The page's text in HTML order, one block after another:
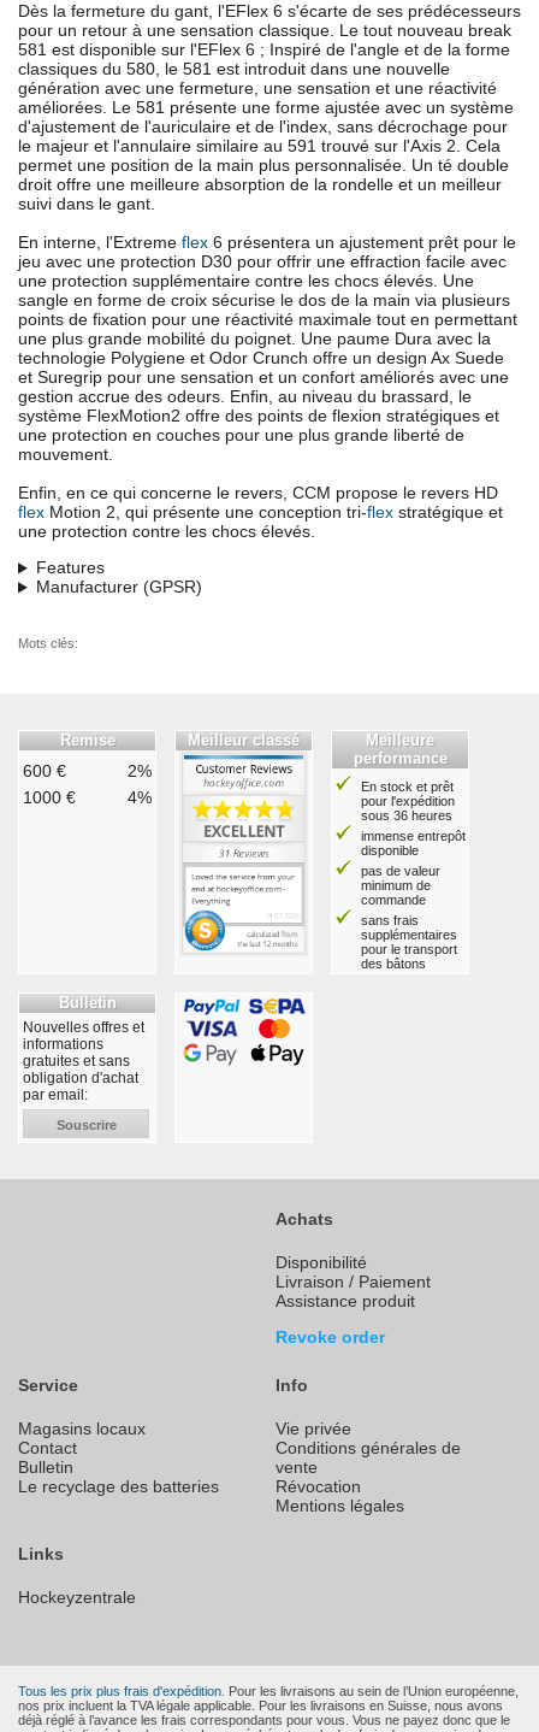
Dès la fermeture du gant, l'EFlex 6 s'écarte de ses prédécesseurs
pour un retour à une sensation classique. Le tout nouveau break
581 est disponible sur l'EFlex 6 ; Inspiré de l'angle et de la forme
classiques du 580, le 581 est introduit dans une nouvelle
génération avec une fermeture, une sensation et une réactivité
améliorées. Le 581 présente une forme ajustée avec un système
d'ajustement de l'auriculaire et de l'index, sans décrochage pour
le majeur et l'annulaire similaire au 591 trouvé sur l'Axis 2. Cela
permet une position de la main plus personnalisée. Un té double
droit offre une meilleure absorption de la rondelle et un meilleur
suivi dans le gant.
En interne, l'Extreme flex 6 présentera un ajustement prêt pour le
jeu avec une protection D30 pour offrir une effraction facile avec
une protection supplémentaire contre les chocs élevés. Une
sangle en forme de croix sécurise le dos de la main via plusieurs
points de fixation pour une réactivité maximale tout en permettant
une plus grande mobilité du poignet. Une paume Dura avec la
technologie Polygiene et Odor Crunch offre un design Ax Suede
et Suregrip pour une sensation et un confort améliorés avec une
gestion accrue des odeurs. Enfin, au niveau du brassard, le
système FlexMotion2 offre des points de flexion stratégiques et
une protection en couches pour une plus grande liberté de
mouvement.
Enfin, en ce qui concerne le revers, CCM propose le revers HD
flex Motion 2, qui présente une conception tri-flex stratégique et
une protection contre les chocs élevés.
Features
Manufacturer (GPSR)
Mots clés:
Remise
600 €
2%
1000 €
4%
Meilleur classé
Meilleure
performance
En stock et prêt
pour l'expédition
sous 36 heures
immense entrepôt
disponible
pas de valeur
minimum de
commande
sans frais
supplémentaires
pour le transport
des bâtons
Bulletin
Nouvelles offres et
informations
gratuites et sans
obligation d'achat
par email:
Souscrire
Achats
Disponibilité
Livraison / Paiement
Assistance produit
Revoke order
Service
Magasins locaux
Contact
Bulletin
Le recyclage des batteries
Info
Vie privée
Conditions générales de
vente
Révocation
Mentions légales
Links
Hockeyzentrale
Tous les prix plus frais d'expédition. Pour les livraisons au sein de l’Union européenne,
nos prix incluent la TVA légale applicable. Pour les livraisons en Suisse, nous avons
déjà réglé à l’avance les frais correspondants pour vous. Vous ne payez donc que le